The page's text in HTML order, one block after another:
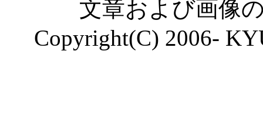
文章および画像
Copyright(C) 2006-